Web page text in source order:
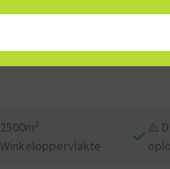
2500m²
Winkeloppervlakte
⚠️